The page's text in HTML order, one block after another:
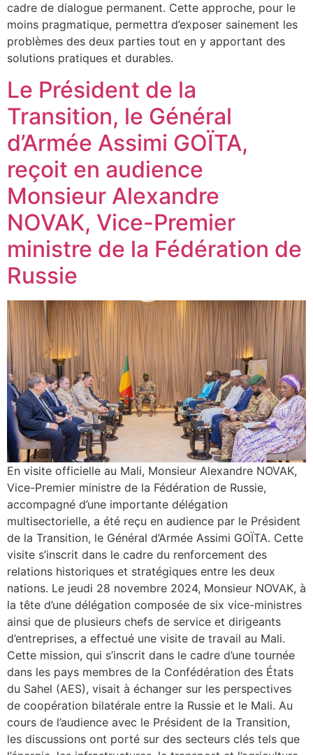
cadre de dialogue permanent. Cette approche, pour le
moins pragmatique, permettra d’exposer sainement les
problèmes des deux parties tout en y apportant des
solutions pratiques et durables.
Le Président de la
Transition, le Général
d’Armée Assimi GOÏTA,
reçoit en audience
Monsieur Alexandre
NOVAK, Vice-Premier
ministre de la Fédération de
Russie
En visite officielle au Mali, Monsieur Alexandre NOVAK,
Vice-Premier ministre de la Fédération de Russie,
accompagné d’une importante délégation
multisectorielle, a été reçu en audience par le Président
de la Transition, le Général d’Armée Assimi GOÏTA. Cette
visite s’inscrit dans le cadre du renforcement des
relations historiques et stratégiques entre les deux
nations. Le jeudi 28 novembre 2024, Monsieur NOVAK, à
la tête d’une délégation composée de six vice-ministres
ainsi que de plusieurs chefs de service et dirigeants
d’entreprises, a effectué une visite de travail au Mali.
Cette mission, qui s’inscrit dans le cadre d’une tournée
dans les pays membres de la Confédération des États
du Sahel (AES), visait à échanger sur les perspectives
de coopération bilatérale entre la Russie et le Mali. Au
cours de l’audience avec le Président de la Transition,
les discussions ont porté sur des secteurs clés tels que